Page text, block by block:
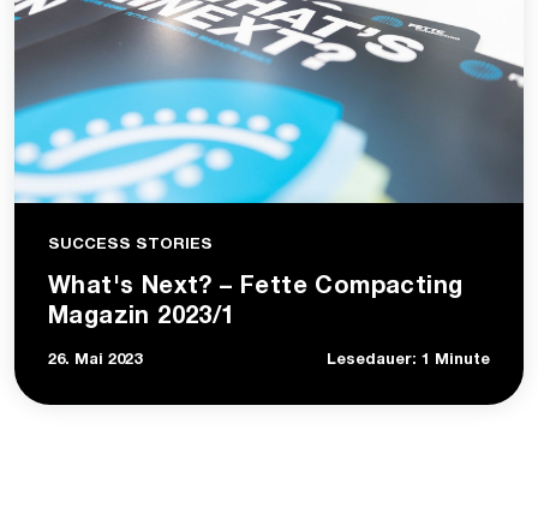
SUCCESS STORIES
What's Next? – Fette Compacting
Magazin 2023/1
26. Mai 2023 Lesedauer: 1 Minute